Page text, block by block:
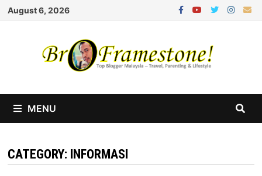
Skip
August 6, 2026
MENU
CATEGORY: INFORMASI